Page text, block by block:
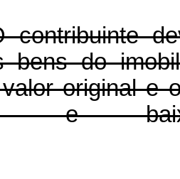
contribuinte
bens do
original e
e